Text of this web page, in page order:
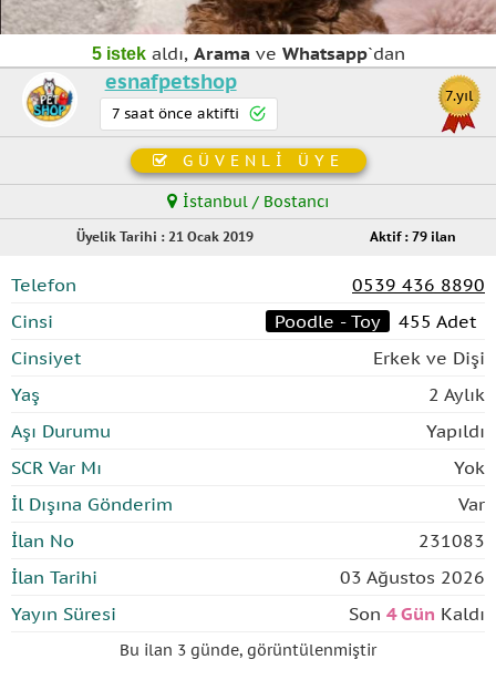
5 istekaldı, Aramave Whatsapp`dan
7.yıl
esnafpetshop
7 saat önce aktifti
GÜVENLİ ÜYE
İstanbul / Bostancı
Üyelik Tarihi : 21 Ocak 2019 Aktif : 79 ilan
Telefon
0539 436 8890
Cinsi
Poodle - Toy
455 Adet
Cinsiyet
Erkek ve Dişi
Yaş
2 Aylık
Aşı Durumu
Yapıldı
SCR Var Mı
Yok
İl Dışına Gönderim
Var
İlan No
231083
İlan Tarihi
03 Ağustos 2026
Yayın Süresi
Son 4 Gün Kaldı
Bu ilan 3 günde, görüntülenmiştir